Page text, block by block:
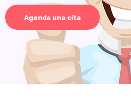
Agenda una cita